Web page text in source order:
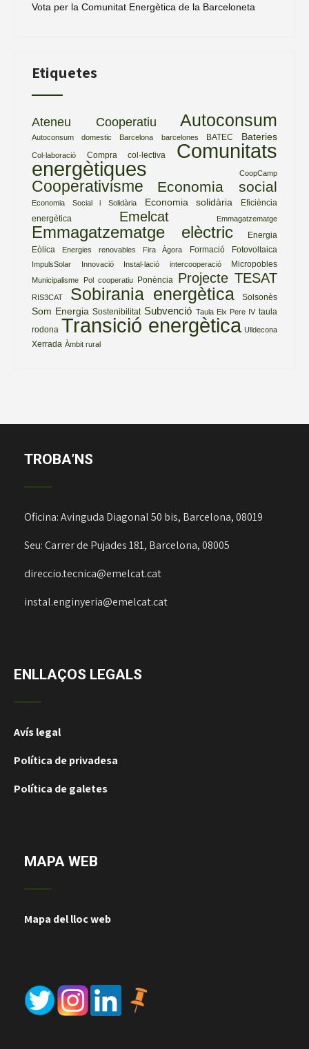
Vota per la Comunitat Energètica de la Barceloneta
Etiquetes
Ateneu Cooperatiu Autoconsum
Autoconsum domestic Barcelona barcelones BATEC Bateries
Col·laboració Compra col·lectiva Comunitats
energètiques CoopCamp
Cooperativisme Economia social
Economia Social i Solidària Economia solidària
Eficiència
energètica
Emelcat Emmagatzematge
Emmagatzematge elèctric
Energia
Eòlica
Energies renovables Fira Àgora Formació Fotovoltaica
ImpulsSolar Innovació Instal·lació intercooperació Micropobles
Municipalisme Pol cooperatiu Ponència Projecte TESAT
RIS3CAT Sobirania energètica Solsonès
Som Energia Sostenibilitat Subvenció Taula Eix Pere IV taula
rodona Transició energètica Ulldecona
Xerrada Àmbit rural
TROBA’NS
Oficina: Avinguda Diagonal 50 bis, Barcelona, 08019
Seu: Carrer de Pujades 181, Barcelona, 08005
direccio.tecnica@emelcat.cat
instal.enginyeria@emelcat.cat
ENLLAÇOS LEGALS
Avís legal
Política de privadesa
Política de galetes
MAPA WEB
Mapa del lloc web